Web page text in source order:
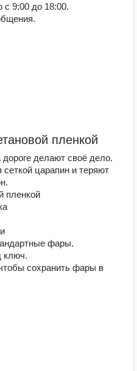
с 9:00 до 18:00.
пленкой
делают своё дело.
царапин и теряют
пленкой
фары.
ключ.
сохранить фары в